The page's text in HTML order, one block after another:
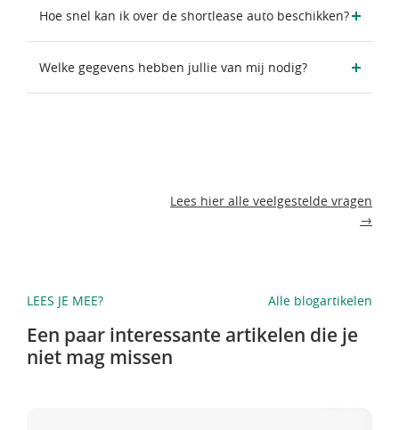
Hoe snel kan ik over de shortlease auto beschikken?
Welke gegevens hebben jullie van mij nodig?
Lees hier alle veelgestelde vragen
→
LEES JE MEE? Alle blogartikelen
Een paar interessante artikelen die je
niet mag missen